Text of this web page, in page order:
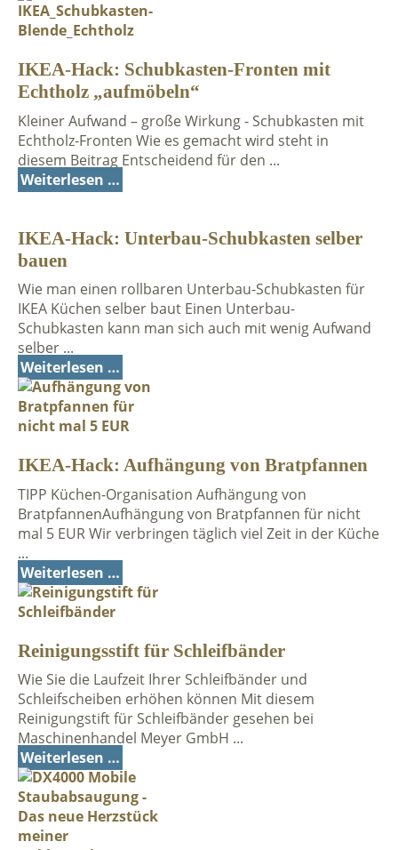
IKEA-Hack: Schubkasten-Fronten mit
Echtholz „aufmöbeln“
Kleiner Aufwand – große Wirkung - Schubkasten mit
Echtholz-Fronten Wie es gemacht wird steht in
diesem Beitrag Entscheidend für den ...
Weiterlesen …
IKEA-Hack: Unterbau-Schubkasten selber
bauen
Wie man einen rollbaren Unterbau-Schubkasten für
IKEA Küchen selber baut Einen Unterbau-
Schubkasten kann man sich auch mit wenig Aufwand
selber ...
Weiterlesen …
IKEA-Hack: Aufhängung von Bratpfannen
TIPP Küchen-Organisation Aufhängung von
BratpfannenAufhängung von Bratpfannen für nicht
mal 5 EUR Wir verbringen täglich viel Zeit in der Küche
...
Weiterlesen …
Reinigungsstift für Schleifbänder
Wie Sie die Laufzeit Ihrer Schleifbänder und
Schleifscheiben erhöhen können Mit diesem
Reinigungstift für Schleifbänder gesehen bei
Maschinenhandel Meyer GmbH ...
Weiterlesen …